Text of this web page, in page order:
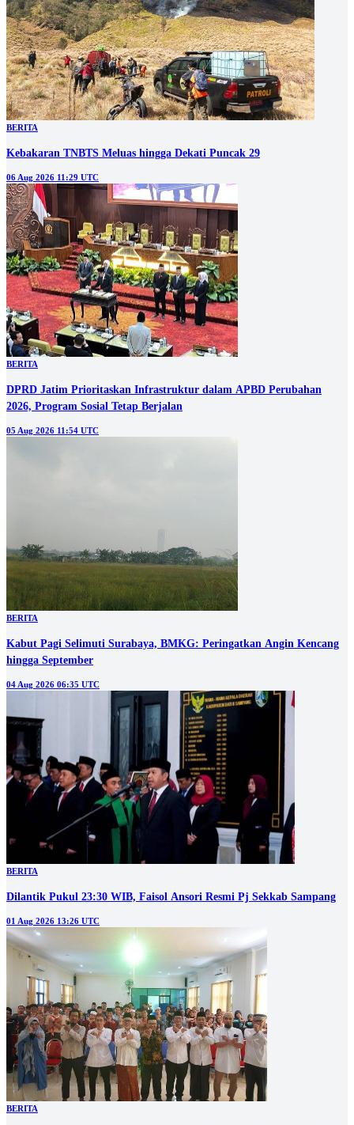
BERITA
Kebakaran TNBTS Meluas hingga Dekati Puncak 29
06 Aug 2026 11:29 UTC
BERITA
DPRD Jatim Prioritaskan Infrastruktur dalam APBD Perubahan
2026, Program Sosial Tetap Berjalan
05 Aug 2026 11:54 UTC
BERITA
Kabut Pagi Selimuti Surabaya, BMKG: Peringatkan Angin Kencang
hingga September
04 Aug 2026 06:35 UTC
BERITA
Dilantik Pukul 23:30 WIB, Faisol Ansori Resmi Pj Sekkab Sampang
01 Aug 2026 13:26 UTC
BERITA